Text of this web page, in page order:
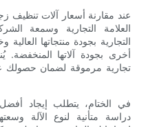
عند مقارنة أسعار آلات تنظيف
العلامة التجارية وسمعة
التجارية بجودة منتجاتها العالية
أخرى بجودة آلاتها
تجارية مرموقة لضمان حصولك
في الختام، يتطلب إيجاد
دراسة متأنية لنوع الآلة